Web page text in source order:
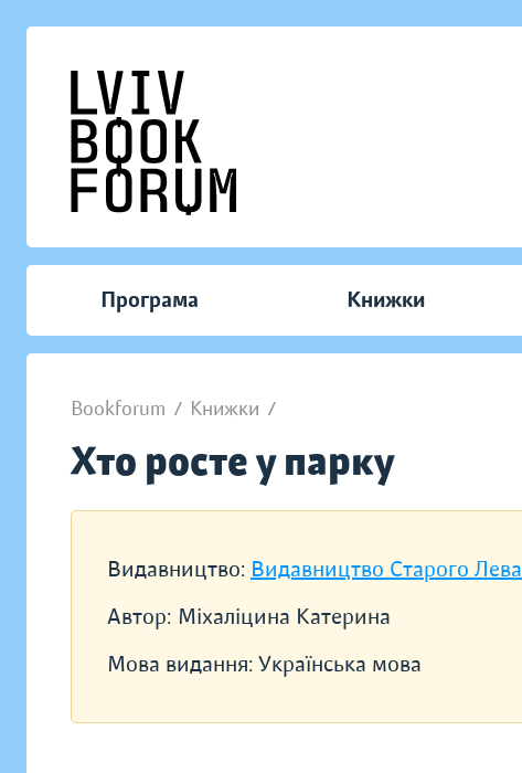
Програма Книжки
Bookforum / Книжки /
Хто росте у парку
Видавництво: Видавництво Старого Лева
Автор: Міхаліцина Катерина
Мова видання: Українська мова